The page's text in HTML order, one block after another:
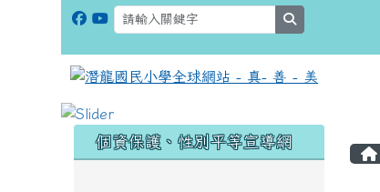
個資保護、性別平等宣導網